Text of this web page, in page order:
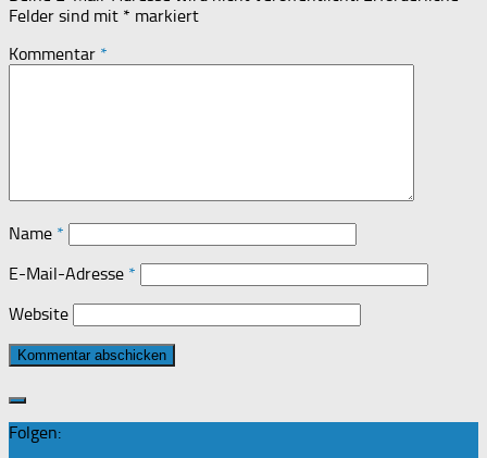
Felder sind mit * markiert
Kommentar *
Name *
E-Mail-Adresse *
Website
Folgen: